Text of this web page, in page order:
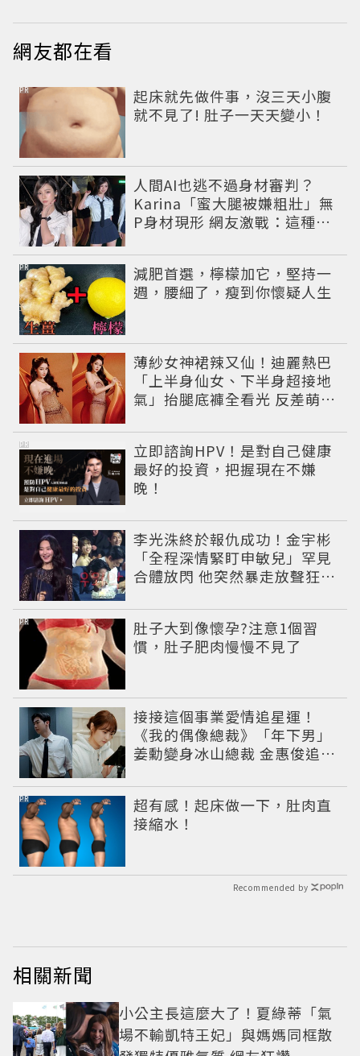
網友都在看
起床就先做件事，沒三天小腹
就不見了! 肚子一天天變小！
PR
人間AI也逃不過身材審判？
Karina「蜜大腿被嫌粗壯」無
P身材現形 網友激戰：這種身
減肥首選，檸檬加它，堅持一
週，腰細了，瘦到你懷疑人生
PR
薄紗女神裙辣又仙！迪麗熱巴
「上半身仙女、下半身超接地
氣」抬腿底褲全看光 反差萌穿
立即諮詢HPV！是對自己健康
最好的投資，把握現在不嫌
晚！
PR
李光洙終於報仇成功！金宇彬
「全程深情緊盯申敏兒」罕見
合體放閃 他突然暴走放聲狂吼
肚子大到像懷孕?注意1個習
慣，肚子肥肉慢慢不見了
PR
接接這個事業愛情追星運！
《我的偶像總裁》「年下男」
姜勳變身冰山總裁 金惠俊追星
超有感！起床做一下，肚肉直
接縮水！
PR
Recommended by
相關新聞
小公主長這麼大了！夏綠蒂「氣
場不輸凱特王妃」與媽媽同框散